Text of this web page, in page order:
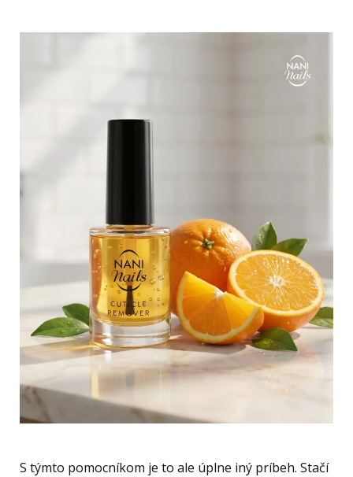
S týmto pomocníkom je to ale úplne iný príbeh. Stačí